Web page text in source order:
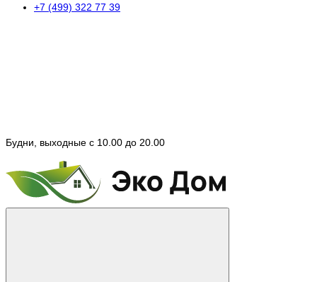
+7 (499) 322 77 39
Будни, выходные с 10.00 до 20.00